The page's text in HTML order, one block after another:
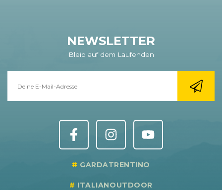
NEWSLETTER
Bleib auf dem Laufenden
GARDATRENTINO
ITALIANOUTDOOR